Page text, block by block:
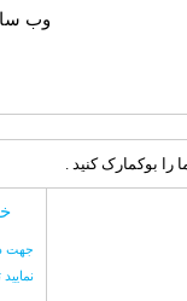
وب‌
بوکمارک کنید .
جهت